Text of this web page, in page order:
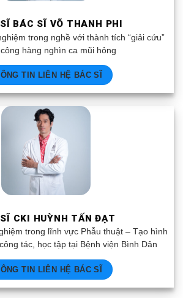
BÁC SĨ VÕ THANH PHI
trong nghề với thành tích “giải cứu”
hàng nghìn ca mũi hỏng
TIN LIÊN HỆ BÁC SĨ
CKI HUỲNH TẤN ĐẠT
trong lĩnh vực Phẫu thuật – Tạo hình
tác, học tập tại Bệnh viện Bình Dân
TIN LIÊN HỆ BÁC SĨ